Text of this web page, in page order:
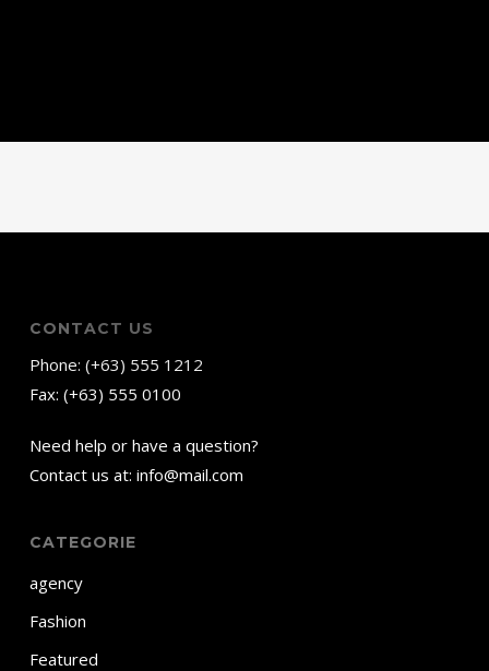
CONTACT US
Phone: (+63) 555 1212
Fax: (+63) 555 0100
Need help or have a question?
Contact us at: info@mail.com
CATEGORIE
agency
Fashion
Featured